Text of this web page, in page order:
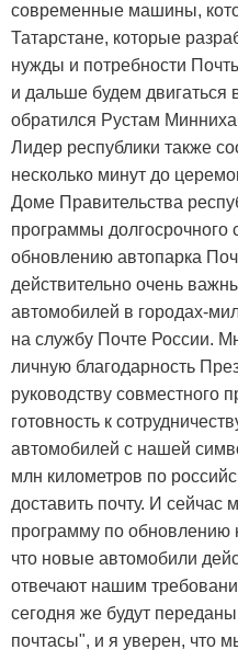
современные машины,
Татарстане, которые
нужды и потребности
и дальше будем двигаться
обратился Рустам
Лидер республики также
несколько минут до
Доме Правительства
программы долгосрочного
обновлению автопарка
действительно очень
автомобилей в городах-
на службу Почте России.
личную благодарность
руководству совместного
готовность к
автомобилей с нашей
млн километров по
доставить почту. И
программу по обновлению
что новые автомобили
отвечают нашим
сегодня же будут
почтасы", и я уверен, что